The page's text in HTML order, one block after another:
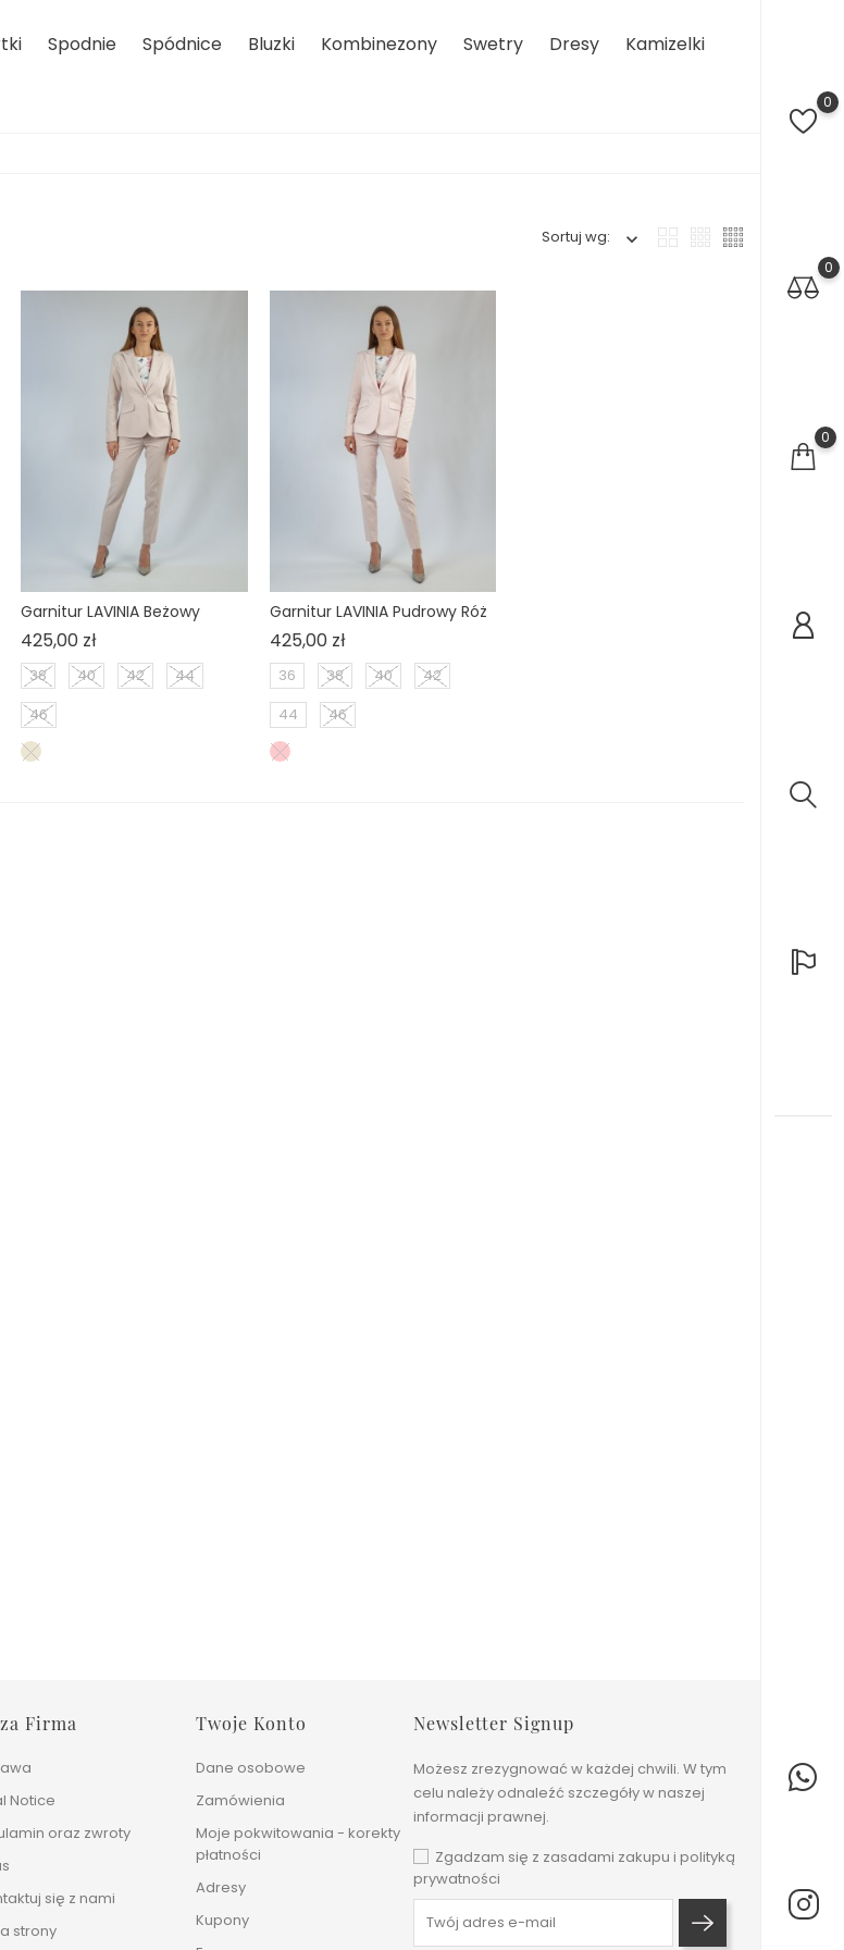
0
0
0
Spodnie Spódnice Bluzki Kombinezony Swetry Dresy
Kamizelki
Sortuj wg:
Garnitur LAVINIA Beżowy
425,00 złCena
38 40 42
44
46
Garnitur LAVINIA Pudrowy Róż
425,00 złCena
36 38 40
42
44
46
Firma
Notice
oraz zwroty
się z nami
strony
Twoje Konto
Dane osobowe
Zamówienia
Moje pokwitowania - korekty
płatności
Adresy
Kupony
Newsletter Signup
Możesz zrezygnować w każdej chwili. W tym
celu należy odnaleźć szczegóły w naszej
informacji prawnej.
Zgadzam się z zasadami zakupu i polityką
prywatności